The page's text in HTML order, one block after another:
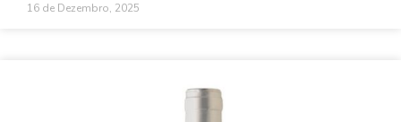
16 de Dezembro, 2025